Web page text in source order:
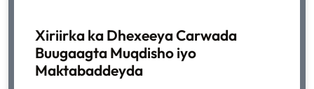
Xiriirka ka Dhexeeya Carwada
Buugaagta Muqdisho iyo
Maktabaddeyda